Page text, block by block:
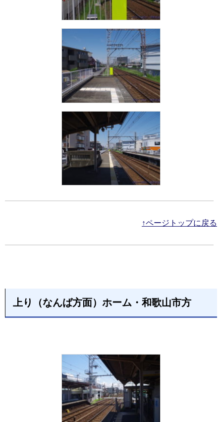
↑ページトップに戻る
上り（なんば方面）ホーム・和歌山市方